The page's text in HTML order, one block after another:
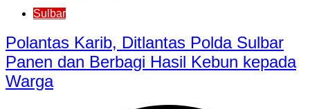
Sulbar
Polantas Karib, Ditlantas Polda Sulbar
Panen dan Berbagi Hasil Kebun kepada
Warga